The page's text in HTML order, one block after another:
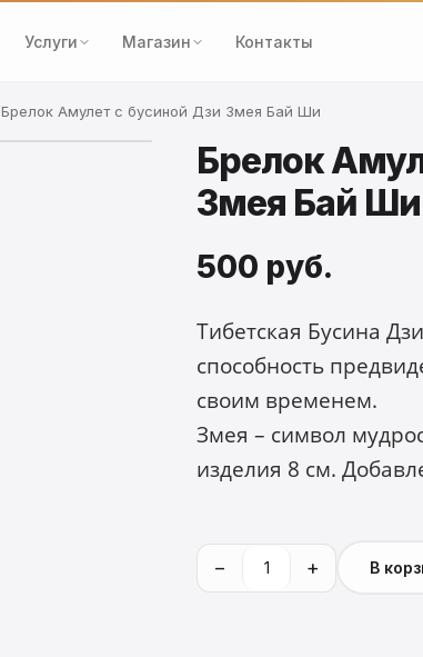
Услуги Магазин Контакты
Брелок Амулет с бусиной Дзи Змея Бай Ши
Брелок
Змея Бай Ши
500 руб.
Тибетская Бусина
способность
своим временем.
Змея – символ
изделия 8 см.
− + В